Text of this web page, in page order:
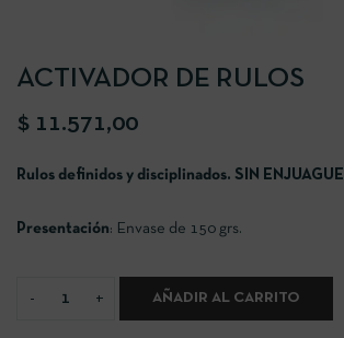
ACTIVADOR DE RULOS
$ 11.571,00
Rulos definidos y disciplinados. SIN ENJUAGUE
Presentación: Envase de 150 grs.
AÑADIR AL CARRITO